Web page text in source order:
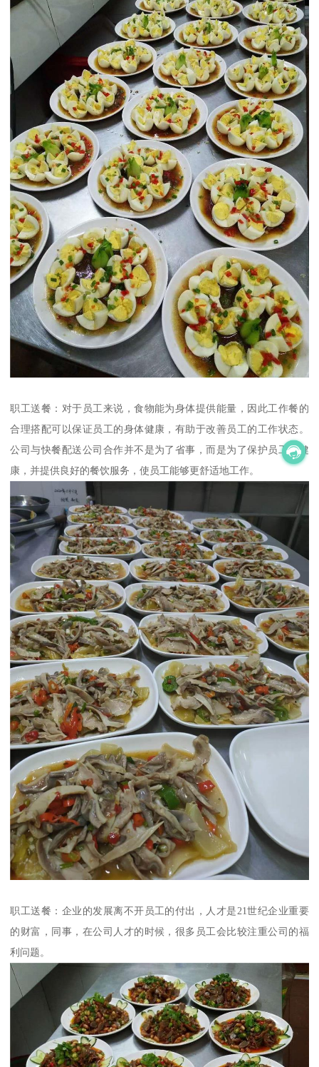
职工送餐：对于员工来说，食物能为身体提供能量，因此工作餐的
合理搭配可以保证员工的身体健康，有助于改善员工的工作状态。
公司与快餐配送公司合作并不是为了省事，而是为了保护员工的健
康，并提供良好的餐饮服务，使员工能够更舒适地工作。
职工送餐：企业的发展离不开员工的付出，人才是21世纪企业重要
的财富，同事，在公司人才的时候，很多员工会比较注重公司的福
利问题。